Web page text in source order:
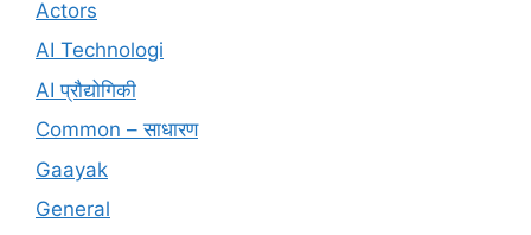
Actors
AI Technologi
AI प्रौद्योगिकी
Common – साधारण
Gaayak
General